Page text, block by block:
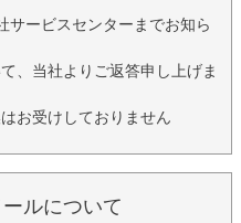
サービスセンターまでお知ら
、当社よりご返答申し上げま
お受けしておりません
ルについて